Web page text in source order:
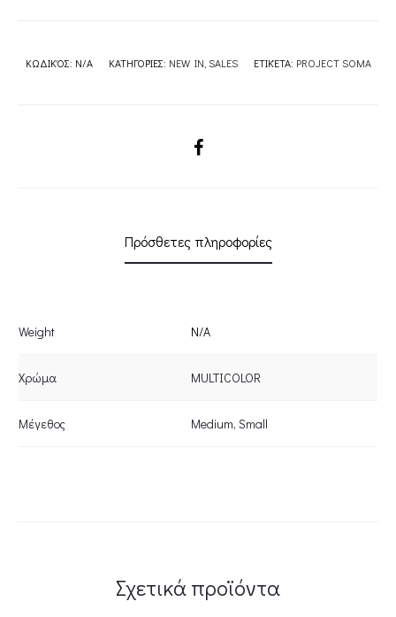
ΚΩΔΙΚΌΣ: N/A ΚΑΤΗΓΟΡΊΕΣ: NEW IN,SALES ΕΤΙΚΈΤΑ: PROJECT SOMA
SHARE
Πρόσθετες πληροφορίες
Weight N/A
Χρώμα MULTICOLOR
Μέγεθος Medium, Small
Σχετικά προϊόντα